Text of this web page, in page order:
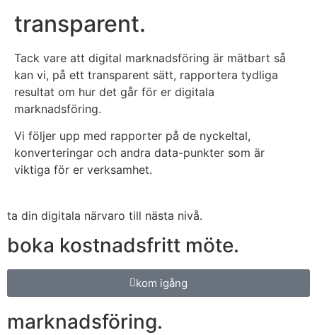
transparent.
Tack vare att digital marknadsföring är mätbart så
kan vi, på ett transparent sätt, rapportera tydliga
resultat om hur det går för er digitala
marknadsföring.
Vi följer upp med rapporter på de nyckeltal,
konverteringar och andra data-punkter som är
viktiga för er verksamhet.
ta din digitala närvaro till nästa nivå.
boka kostnadsfritt möte.
kom igång
marknadsföring.